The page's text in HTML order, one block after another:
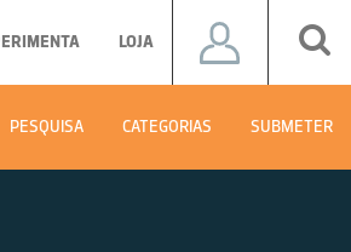
LOJA
PESQUISA CATEGORIAS SUBMETER